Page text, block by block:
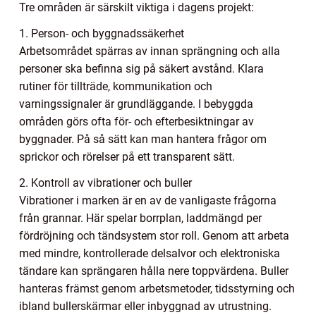
Tre områden är särskilt viktiga i dagens projekt:
1. Person- och byggnadssäkerhet
Arbetsområdet spärras av innan sprängning och alla
personer ska befinna sig på säkert avstånd. Klara
rutiner för tillträde, kommunikation och
varningssignaler är grundläggande. I bebyggda
områden görs ofta för- och efterbesiktningar av
byggnader. På så sätt kan man hantera frågor om
sprickor och rörelser på ett transparent sätt.
2. Kontroll av vibrationer och buller
Vibrationer i marken är en av de vanligaste frågorna
från grannar. Här spelar borrplan, laddmängd per
fördröjning och tändsystem stor roll. Genom att arbeta
med mindre, kontrollerade delsalvor och elektroniska
tändare kan sprängaren hålla nere toppvärdena. Buller
hanteras främst genom arbetsmetoder, tidsstyrning och
ibland bullerskärmar eller inbyggnad av utrustning.